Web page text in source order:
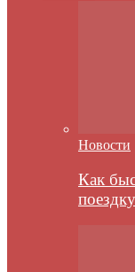
Новости
Как